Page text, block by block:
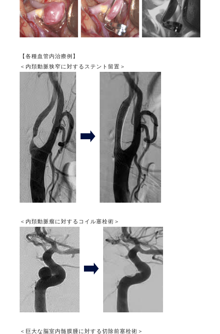
【各種血管内治療例】
＜内頚動脈狭窄に対するステント留置＞
＜内頚動脈瘤に対するコイル塞栓術＞
＜巨大な脳室内髄膜腫に対する切除前塞栓術＞